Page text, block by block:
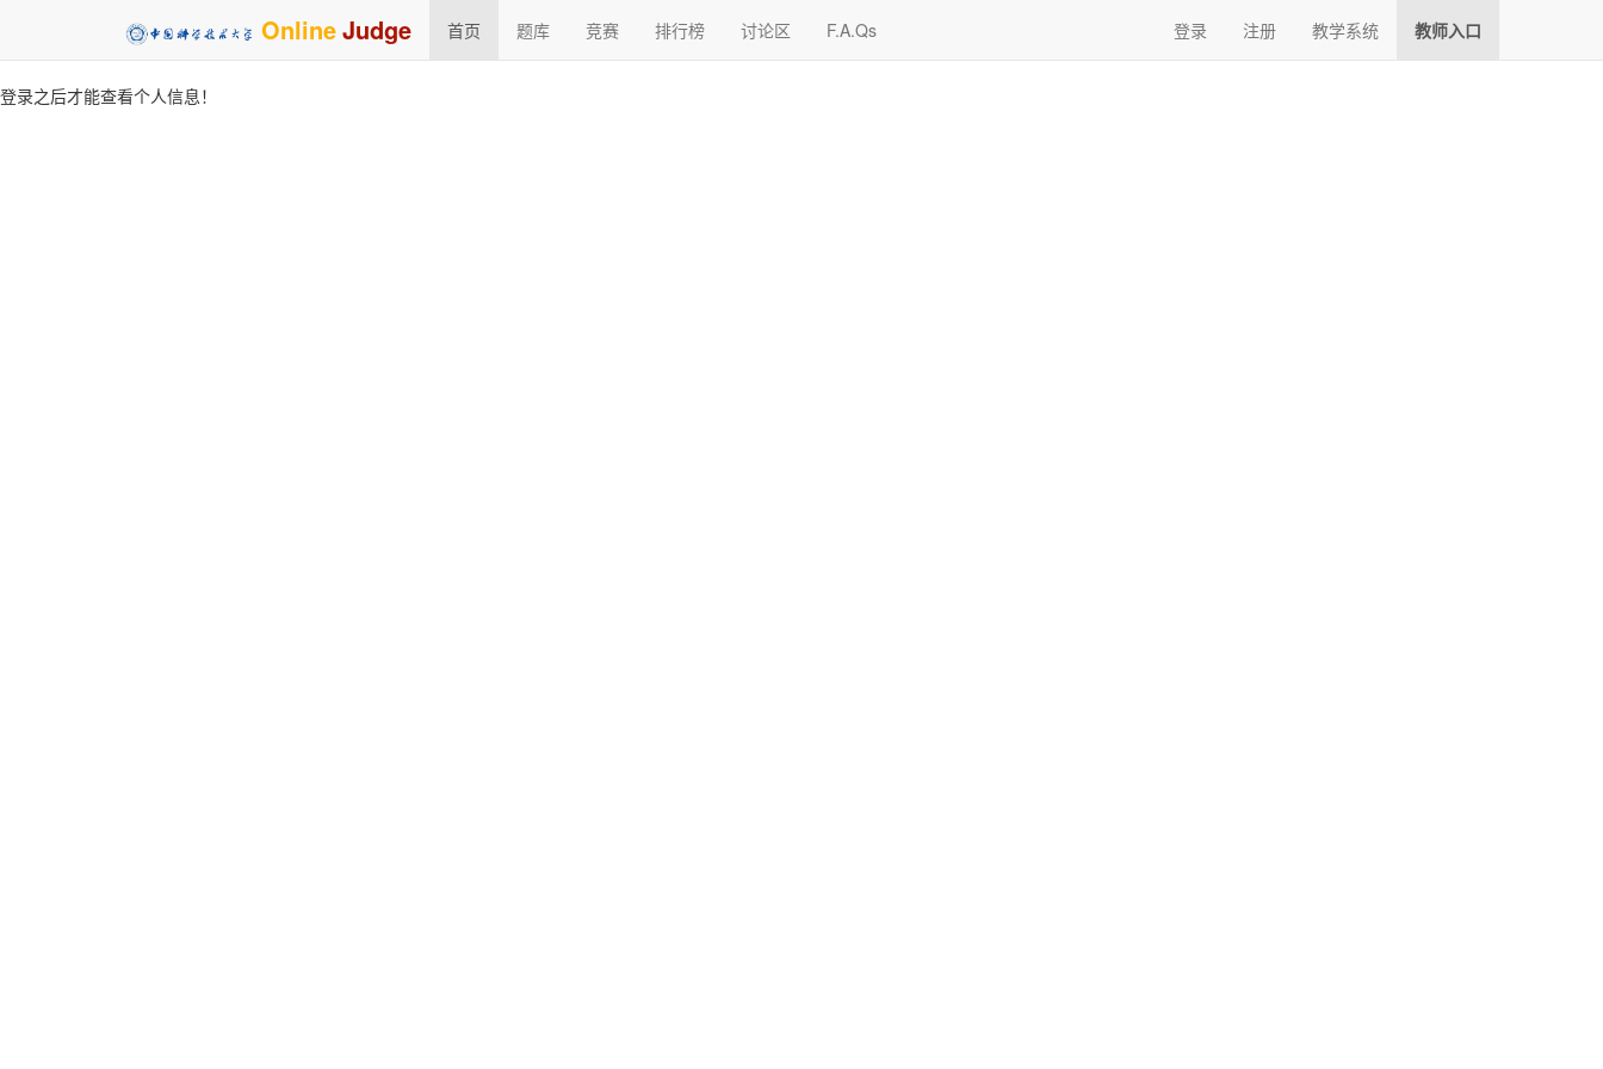
OnlineJudge 首页 题库 竞赛 排行榜 讨论区 F.A.Qs 登录 注册 教学系统 教师入口
登录之后才能查看个人信息！